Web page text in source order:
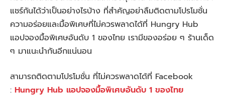
แชร์กันได้ว่าเป็นอย่างไรบ้าง ที่สำคัญอย่าลืมติดตามโปรโมชั่น
ความอร่อยและมื้อพิเศษที่ไม่ควรพลาดได้ที่ Hungry Hub
แอปจองมื้อพิเศษอันดับ 1 ของไทย เรามีของอร่อย ๆ ร้านเด็ด
ๆ มาแนะนำกันอีกแน่นอน
สามารถติดตามโปรโมชั่น ที่ไม่ควรพลาดได้ที่ Facebook
: Hungry Hub แอปจองมื้อพิเศษอันดับ 1 ของไทย